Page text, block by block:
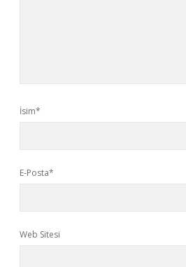
İsim*
E-Posta*
Web Sitesi